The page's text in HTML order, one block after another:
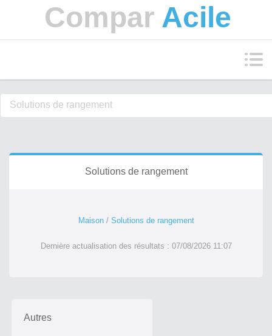
Compar Acile
Solutions de rangement
Maison/ Solutions de rangement
Dernière actualisation des résultats : 07/08/2026 11:07
Autres